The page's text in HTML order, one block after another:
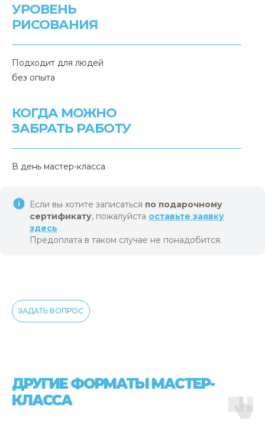
УРОВЕНЬ
РИСОВАНИЯ
Подходит для людей
без опыта
КОГДА МОЖНО
ЗАБРАТЬ РАБОТУ
В день мастер-класса
Если вы хотите записаться по подарочному
сертификату, пожалуйста оставьте заявку
здесь
Предоплата в таком случае не понадобится.
ЗАДАТЬ ВОПРОС
ДРУГИЕ ФОРМАТЫ МАСТЕР-
КЛАССА